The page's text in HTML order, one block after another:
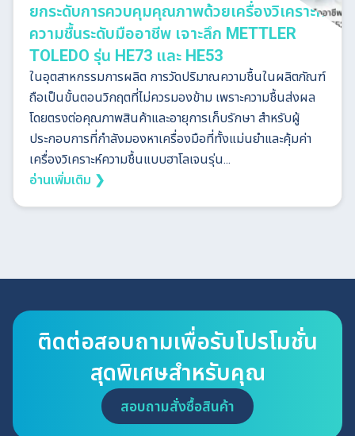
ยกระดับการควบคุมคุณภาพด้วยเครื่องวิเคราะห์
ความชื้นระดับมืออาชีพ เจาะลึก METTLER
TOLEDO รุ่น HE73 และ HE53
ในอุตสาหกรรมการผลิต การวัดปริมาณความชื้นในผลิตภัณฑ์
ถือเป็นขั้นตอนวิกฤตที่ไม่ควรมองข้าม เพราะความชื้นส่งผล
โดยตรงต่อคุณภาพสินค้าและอายุการเก็บรักษา สำหรับผู้
ประกอบการที่กำลังมองหาเครื่องมือที่ทั้งแม่นยำและคุ้มค่า
เครื่องวิเคราะห์ความชื้นแบบฮาโลเจนรุ่น...
อ่านเพิ่มเติม ❯
ติดต่อสอบถามเพื่อรับโปรโมชั่น
สุดพิเศษสำหรับคุณ
สอบถามสั่งซื้อสินค้า